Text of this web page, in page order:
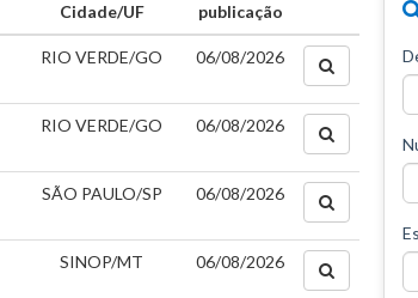
Cidade/UF
publicação
RIO VERDE/GO 06/08/2026
RIO VERDE/GO 06/08/2026
SÃO PAULO/SP 06/08/2026
SINOP/MT 06/08/2026